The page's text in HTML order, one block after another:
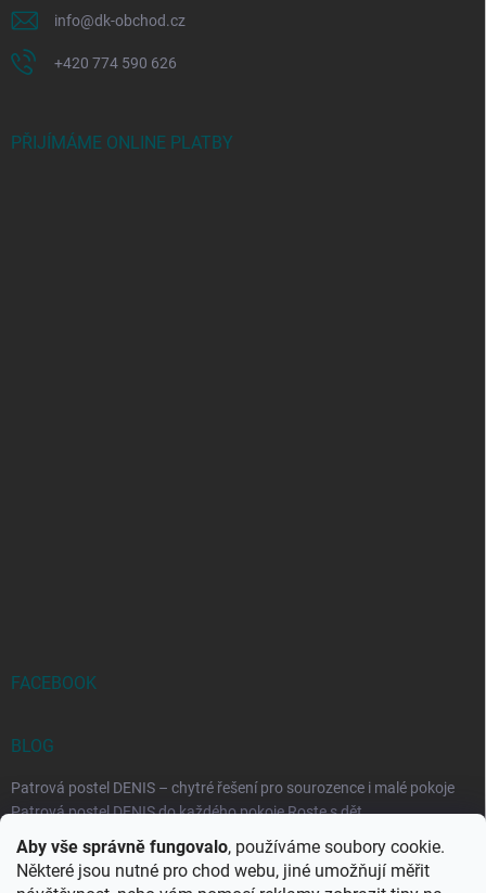
Aby vše správně fungovalo, používáme soubory cookie.
Některé jsou nutné pro chod webu, jiné umožňují měřit
info@dk-obchod.cz
+420 774 590 626
PŘIJÍMÁME ONLINE PLATBY
FACEBOOK
BLOG
Patrová postel DENIS – chytré řešení pro sourozence i malé pokoje
Patrová postel DENIS do každého pokoje Roste s dět...
Rozkládací postele RELAX – ideální řešení pro malé prostory i
každodenní spaní